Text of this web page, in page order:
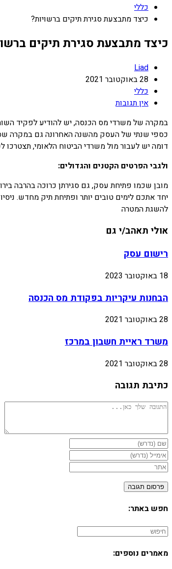
כללי
כיצד מתבצעת סגירת תיקים ברשויות?
כיצד מתבצעת סגירת תיקים
Liad
28 באוקטובר 2021
כללי
אין תגובות
דומה יש לעבור מול משרדי הביטוח הלאומי,
ולגבי הפרטים הקטנים והגדולים:
מובן שכמו פתיחת עסק, גם סגירתן כרוכה בהרבה
יחד אתכם לימים טובים יותר ופתיחת תיק מחדש.
להשגת המטרה
אולי תאהב/י גם
רישום עסק
18 באוקטובר 2023
הבחנות עיקריות בפקודת מס הכנסה
28 באוקטובר 2021
משרד ראיית חשבון במרכז
28 באוקטובר 2021
כתיבת תגובה
חפש באתר:
מאמרים נוספים: